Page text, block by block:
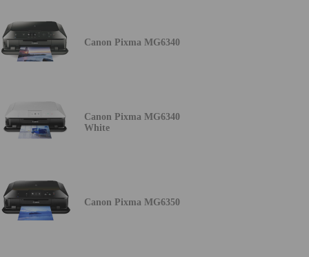
Canon Pixma MG6340
Canon Pixma MG6340
White
Canon Pixma MG6350